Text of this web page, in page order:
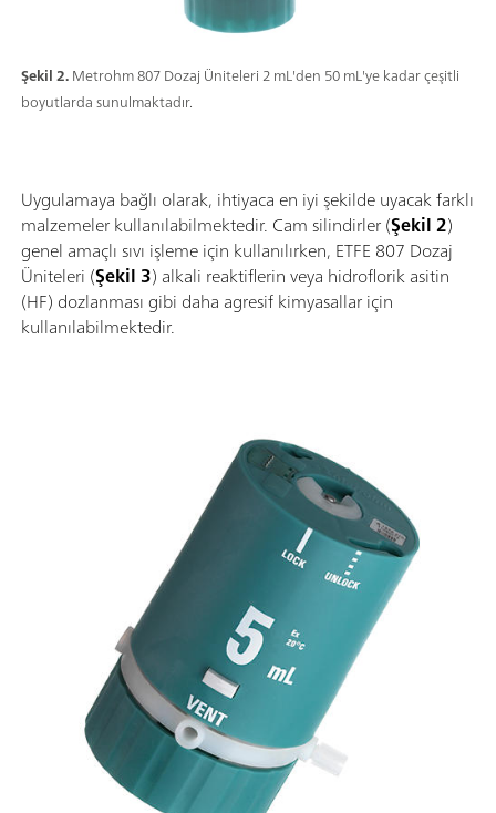
Şekil 2.Metrohm 807 Dozaj Üniteleri 2 mL'den 50 mL'ye kadar çeşitli
boyutlarda sunulmaktadır.
Uygulamaya bağlı olarak, ihtiyaca en iyi şekilde uyacak farklı
malzemeler kullanılabilmektedir. Cam silindirler (Şekil 2)
genel amaçlı sıvı işleme için kullanılırken, ETFE 807 Dozaj
Üniteleri (Şekil 3) alkali reaktiflerin veya hidroflorik asitin
(HF) dozlanması gibi daha agresif kimyasallar için
kullanılabilmektedir.